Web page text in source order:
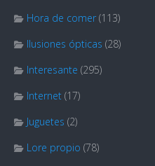
Hora de comer (113)
Ilusiones ópticas (28)
Interesante (295)
Internet (17)
Juguetes (2)
Lore propio (78)